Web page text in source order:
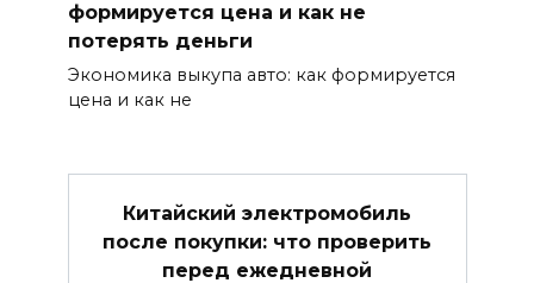
формируется цена и как не
потерять деньги
Экономика выкупа авто: как формируется
цена и как не
Китайский электромобиль
после покупки: что проверить
перед ежедневной